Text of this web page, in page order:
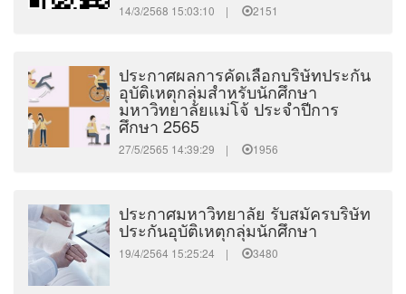
14/3/2568 15:03:10 | 2151
ประกาศผลการคัดเลือกบริษัทประกัน
อุบัติเหตุกลุ่มสำหรับนักศึกษา
มหาวิทยาลัยแม่โจ้ ประจำปีการ
ศึกษา 2565
27/5/2565 14:39:29 | 1956
ประกาศมหาวิทยาลัย รับสมัครบริษัท
ประกันอุบัติเหตุกลุ่มนักศึกษา
19/4/2564 15:25:24 | 3480